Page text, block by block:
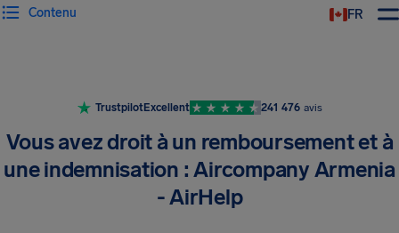
FR
Contenu
TrustpilotExcellent 241 476 avis
Vous avez droit à un remboursement et à
une indemnisation : Aircompany Armenia
- AirHelp